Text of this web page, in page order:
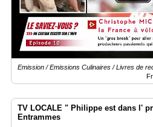
Emission / Emissions Culinaires / Livres de
TV LOCALE " Philippe est dans l'
Entrammes